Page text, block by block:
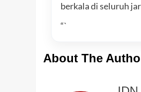
berkala di seluruh
“`
About The